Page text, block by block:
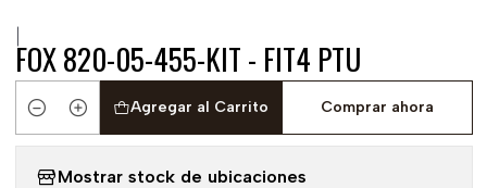
FOX 820-05-455-KIT - FIT4 PTU
Cantidad
Agregar al Carrito Comprar ahora
Mostrar stock de ubicaciones